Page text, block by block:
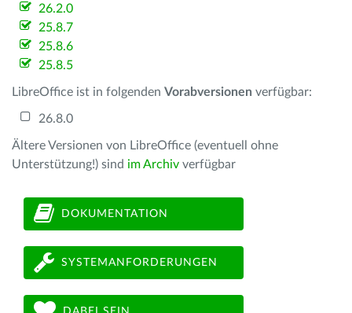
26.2.0
25.8.7
25.8.6
25.8.5
LibreOffice ist in folgenden Vorabversionen verfügbar:
26.8.0
Ältere Versionen von LibreOffice (eventuell ohne
Unterstützung!) sind im Archiv verfügbar
DOKUMENTATION
SYSTEMANFORDERUNGEN